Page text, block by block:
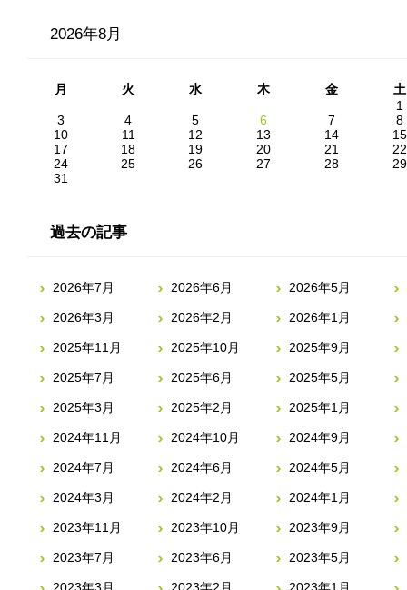
2026年8月
月 火 水 木 金
土
1
3
4 5 6 7
8
10
11 12 13 14
15
17
18 19 20 21
22
24
25 26 27 28
29
31
過去の記事
2026年7月 2026年6月 2026年5月
2026年3月 2026年2月 2026年1月
2025年11月 2025年10月 2025年9月
2025年7月 2025年6月 2025年5月
2025年3月 2025年2月 2025年1月
2024年11月 2024年10月 2024年9月
2024年7月 2024年6月 2024年5月
2024年3月 2024年2月 2024年1月
2023年11月 2023年10月 2023年9月
2023年7月 2023年6月 2023年5月
2023年3月 2023年2月 2023年1月